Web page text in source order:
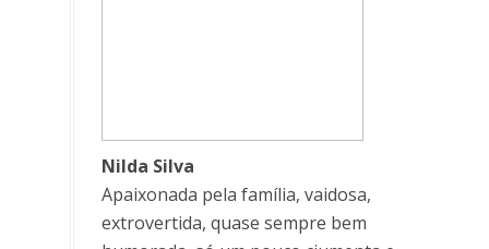
Nilda Silva
Apaixonada pela família, vaidosa,
extrovertida, quase sempre bem